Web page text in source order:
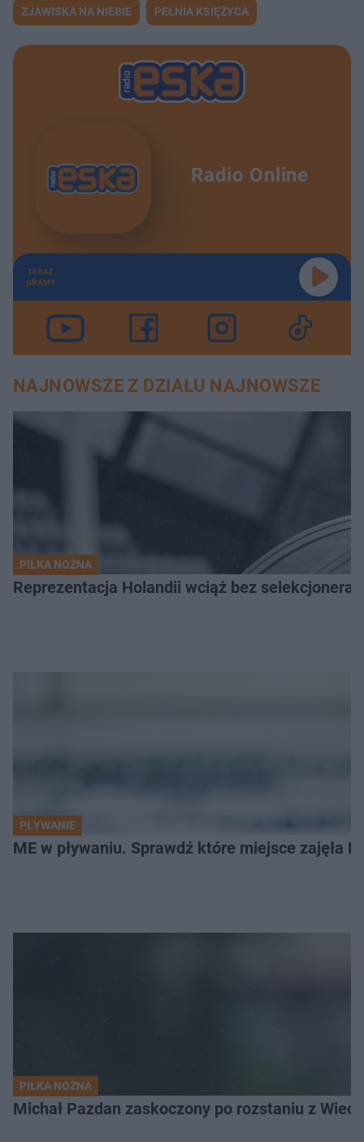
ZJAWISKA NA NIEBIE PEŁNIA KSIĘŻYCA
Radio Online
TERAZ
GRAMY
NAJNOWSZE Z DZIAŁU NAJNOWSZE
PIŁKA NOŻNA
Reprezentacja Holandii wciąż bez
PŁYWANIE
ME w pływaniu. Sprawdź które miejsce zajęła
PIŁKA NOŻNA
Michał Pazdan zaskoczony po rozstaniu z